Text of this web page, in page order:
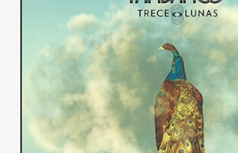
Home
Cover Story
Publicidad
Contacto